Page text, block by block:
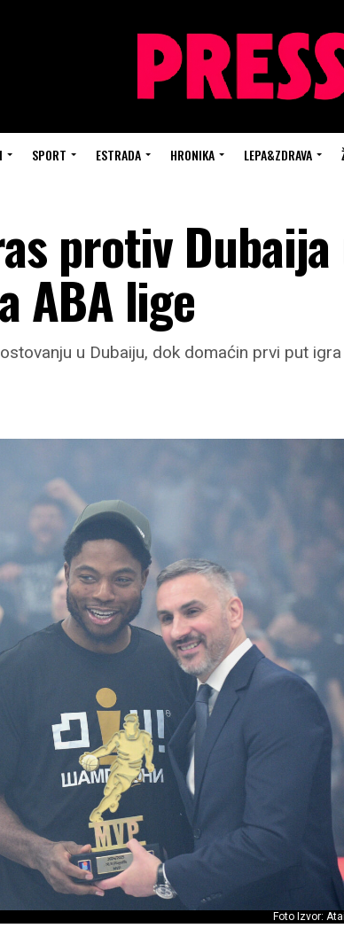
SPORT ESTRADA HRONIKA LEPA&ZDRAVA
protiv
ABA lige
u Dubaiju, dok domaćin prvi put
Foto Izvor: